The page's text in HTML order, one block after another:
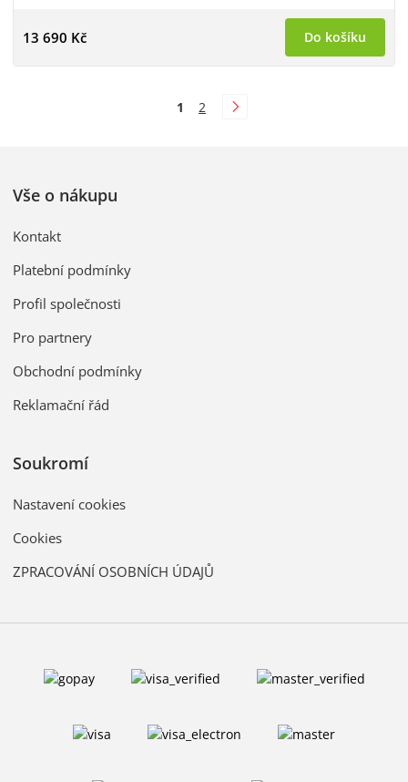
13 690 Kč Do košíku
1 2
Vše o nákupu
Kontakt
Platební podmínky
Profil společnosti
Pro partnery
Obchodní podmínky
Reklamační řád
Soukromí
Nastavení cookies
Cookies
ZPRACOVÁNÍ OSOBNÍCH ÚDAJŮ